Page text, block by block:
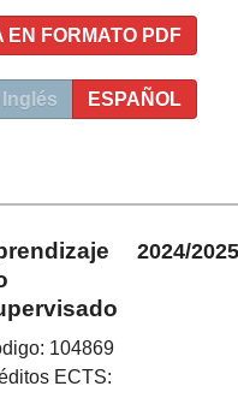
EN FORMATO PDF
Inglés ESPAÑOL
104869
ECTS:
2024/